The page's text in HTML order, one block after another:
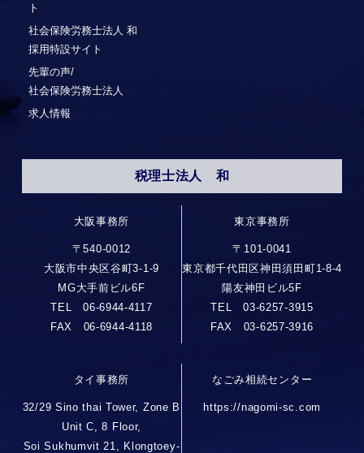
ト
社会保険労務⼠法⼈ 和
採⽤特設サイト
先輩の声/
社会保険労務士法人
求人情報
税理士法人 和
大阪事務所
〒540-0012
大阪市中央区谷町3-1-9
MG大手前ビル6F
TEL 06-6944-4117
FAX 06-6944-4118
東京事務所
〒101-0041
東京都千代田区神田須田町1-8-4
陽友神田ビル5F
TEL 03-6257-3915
FAX 03-6257-3916
タイ事務所
32/29 Sino thai Tower, Zone B
Unit C, 8 Floor,
Soi Sukhumvit 21, Klongtoey-
なごみ相続センター
https://nagomi-sc.com